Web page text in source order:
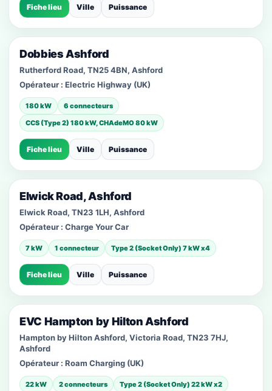
Fiche lieu Ville Puissance
Dobbies Ashford
Rutherford Road, TN25 4BN, Ashford
Opérateur : Electric Highway (UK)
180 kW
6 connecteurs
CCS (Type 2) 180 kW, CHAdeMO 80 kW
Fiche lieu Ville Puissance
Elwick Road, Ashford
Elwick Road, TN23 1LH, Ashford
Opérateur : Charge Your Car
7 kW 1 connecteur Type 2 (Socket Only) 7 kW x4
Fiche lieu Ville Puissance
EVC Hampton by Hilton Ashford
Hampton by Hilton Ashford, Victoria Road, TN23 7HJ,
Ashford
Opérateur : Roam Charging (UK)
22 kW 2 connecteurs Type 2 (Socket Only) 22 kW x2